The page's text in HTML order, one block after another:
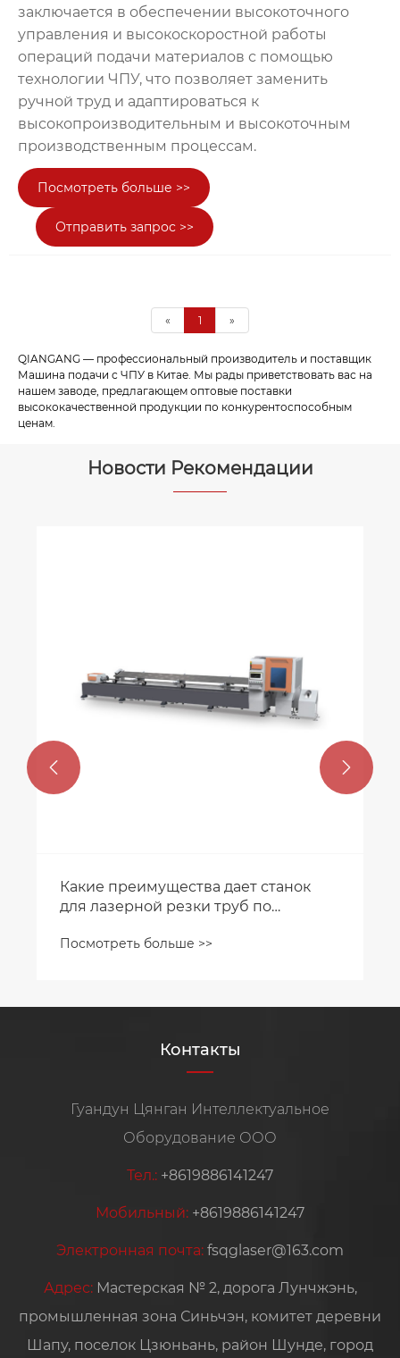
заключается в обеспечении высокоточного
управления и высокоскоростной работы
операций подачи материалов с помощью
технологии ЧПУ, что позволяет заменить
ручной труд и адаптироваться к
высокопроизводительным и высокоточным
производственным процессам.
Посмотреть больше >>
Отправить запрос >>
« 1 »
QIANGANG — профессиональный производитель и поставщик
Машина подачи с ЧПУ в Китае. Мы рады приветствовать вас на
нашем заводе, предлагающем оптовые поставки
высококачественной продукции по конкурентоспособным
ценам.
Новости Рекомендации
Как Машина для кормления
обеспечивает точность и
Посмотреть больше >>
 
Контакты
Гуандун Цянган Интеллектуальное
Оборудование ООО
Тел.: +8619886141247
Мобильный: +8619886141247
Электронная почта: fsqglaser@163.com
Адрес: Мастерская № 2, дорога Лунчжэнь,
промышленная зона Синьчэн, комитет деревни
Шапу, поселок Цзюньань, район Шунде, город